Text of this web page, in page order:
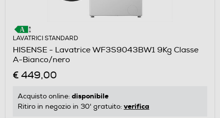
LAVATRICI STANDARD
HISENSE - Lavatrice WF3S9043BW1 9Kg Classe
A-Bianco/nero
€ 449,00
Acquisto online: disponibile
Ritiro in negozio in 30' gratuito: verifica